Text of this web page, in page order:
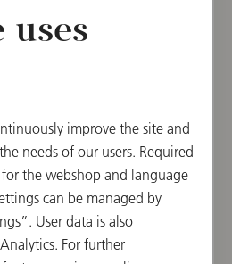
Strauß II.
op. 44
Strauß II.
of Spring), Waltz, op. 410
Strauß II.
Scherz, op. 257
Strauß II.
uses
improve the site and
needs of our users. Required
for the webshop and language
can be managed by
User data is also
For further